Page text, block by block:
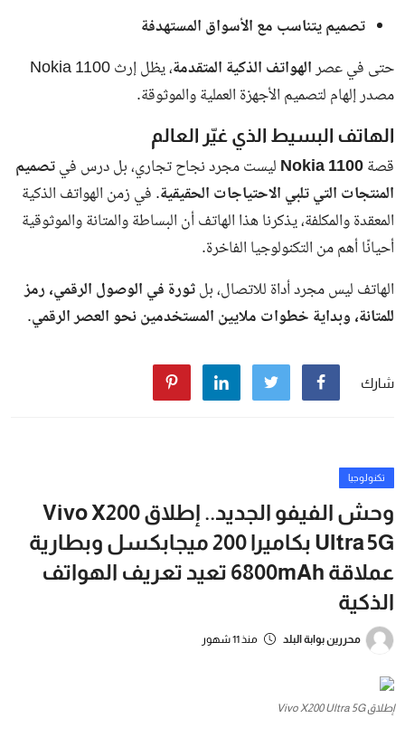
تصميم يتناسب مع الأسواق المستهدفة
حتى في عصرالهواتف الذكية المتقدمة
، يظل إرث Nokia 1100
مصدر إلهام لتصميم الأجهزة العملية والموثوقة.
الهاتف البسيط الذي غيّر العالم
قصةNokia 1100 ليست مجرد نجاح تجاري، بل درس فيتصميم
المنتجات التي تلبي الاحتياجات الحقيقية. في زمن الهواتف الذكية
المعقدة والمكلفة، يذكرنا هذا الهاتف أن البساطة والمتانة والموثوقية
أحيانًا أهم من التكنولوجيا الفاخرة.
الهاتف ليس مجرد أداة للاتصال، بلثورة في الوصول الرقمي، رمز
للمتانة، وبداية خطوات ملايين المستخدمين نحو العصر الرقمي.
شارك
تكنولوجيا
وحش الفيفو الجديد.. إطلاق Vivo X200
Ultra 5G بكاميرا 200 ميجابكسل وبطارية
عملاقة 6800mAh تعيد تعريف الهواتف
الذكية
محررين بوابة البلد منذ 11 شهور
إطلاق Vivo X200 Ultra 5G